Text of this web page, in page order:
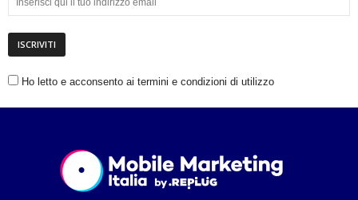
Ho letto e acconsento ai termini e condizioni di utilizzo